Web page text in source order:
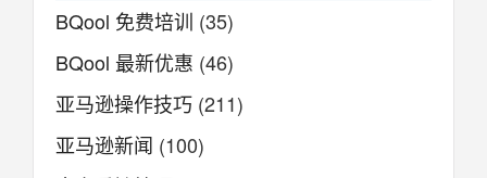
BQool 免费培训 (35)
BQool 最新优惠 (46)
亚马逊操作技巧 (211)
亚马逊新闻 (100)